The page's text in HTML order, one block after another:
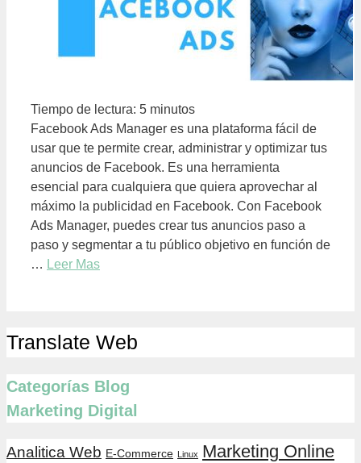
Tiempo de lectura: 5 minutos
Facebook Ads Manager es una plataforma fácil de
usar que te permite crear, administrar y optimizar tus
anuncios de Facebook. Es una herramienta
esencial para cualquiera que quiera aprovechar al
máximo la publicidad en Facebook. Con Facebook
Ads Manager, puedes crear tus anuncios paso a
paso y segmentar a tu público objetivo en función de
… Leer Mas
Translate Web
Categorías Blog
Marketing Digital
Analitica Web E-Commerce Linux Marketing Online